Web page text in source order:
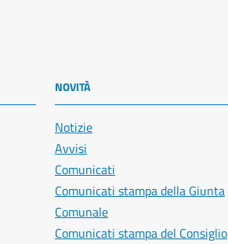
NOVITÀ
Notizie
Avvisi
Comunicati
Comunicati stampa della Giunta
Comunale
Comunicati stampa del Consiglio